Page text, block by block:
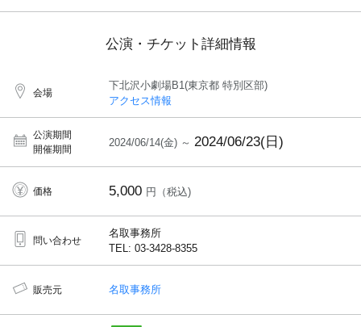
公演・チケット詳細情報
会場
下北沢小劇場B1(東京都 特別区部)
アクセス情報
公演期間
開催期間
2024/06/14(金) ～ 2024/06/23(日)
価格 5,000 円（税込)
問い合わせ
名取事務所
TEL: 03-3428-8355
販売元 名取事務所